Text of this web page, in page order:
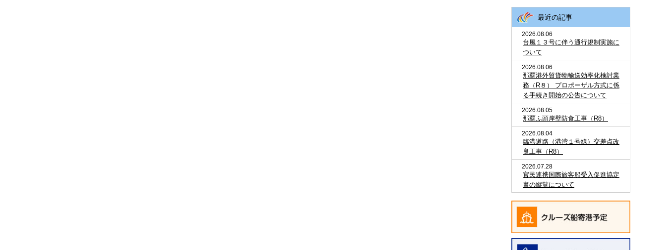
最近の記事
2026.08.06
台風１３号に伴う通行規制実施に
ついて
2026.08.06
那覇港外貿貨物輸送効率化検討業
務（R８） プロポーザル方式に係
る手続き開始の公告について
2026.08.05
那覇ふ頭岸壁防食工事（R8）
2026.08.04
臨港道路（港湾１号線）交差点改
良工事（R8）
2026.07.28
官民連携国際旅客船受入促進協定
書の縦覧について